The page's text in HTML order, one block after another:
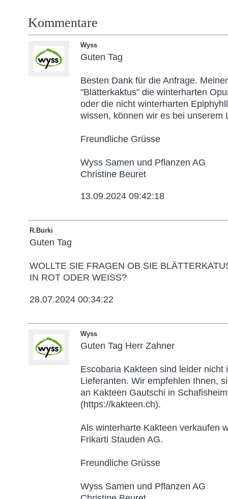
Kommentare
Wyss
Guten Tag
Besten Dank für die Anfrage.
"Blätterkaktus" die winterharten
oder die nicht winterharten
wissen, können wir es bei unserem
Freundliche Grüsse
Wyss Samen und Pflanzen AG
Christine Beuret
13.09.2024 09:42:18
R.Burki
Guten Tag
WOLLTE SIE FRAGEN OB SIE
IN ROT ODER WEISS?
28.07.2024 00:34:22
Wyss
Guten Tag Herr Zahner
Escobaria Kakteen sind leider nicht
Lieferanten. Wir empfehlen Ihnen,
an Kakteen Gautschi in
(https://kakteen.ch).
Als winterharte Kakteen verkaufen
Frikarti Stauden AG.
Freundliche Grüsse
Wyss Samen und Pflanzen AG